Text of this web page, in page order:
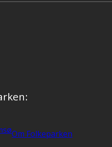
Om Folkeparken